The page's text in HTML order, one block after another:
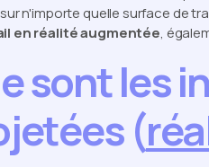
n'importe quelle surface de
en réalité augmentée,
sont les
(